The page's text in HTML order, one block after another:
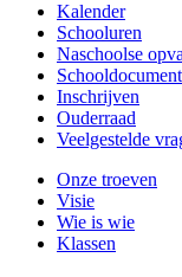
Kalender
Schooluren
Naschoolse
Inschrijven
Ouderraad
Veelgestelde
Onze troeven
Visie
Wie is wie
Klassen